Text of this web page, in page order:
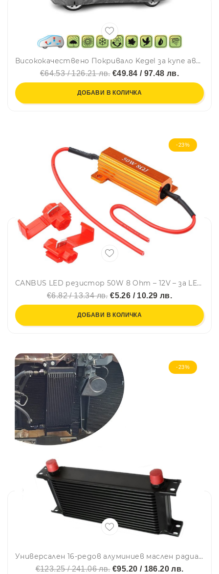
Висококачествено Покривало Kegel за купе автомобил Серия Mobile размер M 390 - 415 см x 115 - 125 см
€64.53 / 126.21 лв.€49.84 / 97.48 лв.
ДОБАВИ В КОЛИЧКА
-23%
CANBUS LED резистор 50W 8 Ohm – 12V – за LED крушки - Carmotion
€6.82 / 13.34 лв.€5.26 / 10.29 лв.
ДОБАВИ В КОЛИЧКА
-23%
Универсален 16-редов алуминиев маслен радиатор / охладител за масло AN10 37° – черен
€123.25 / 241.06 лв.€95.20 / 186.20 лв.